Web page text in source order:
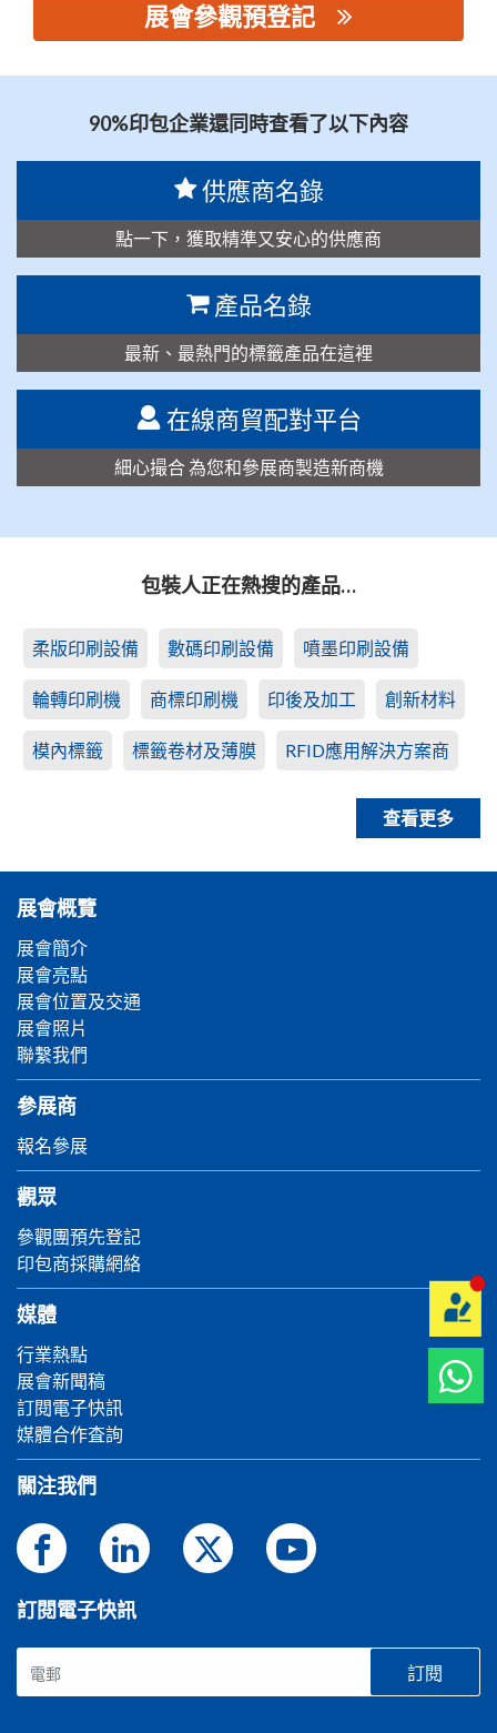
展會參觀預登記
90%印包企業還同時查看了以下內容
供應商名錄
點一下，獲取精準又安心的供應商
產品名錄
最新、最熱門的標籤產品在這裡
在線商貿配對平台
細心撮合 為您和參展商製造新商機
包裝人正在熱搜的產品…
柔版印刷設備 數碼印刷設備 噴墨印刷設備
輪轉印刷機 商標印刷機 印後及加工 創新材料
模內標籤 標籤卷材及薄膜 RFID應用解決方案商
查看更多
展會概覽
展會簡介
展會亮點
展會位置及交通
展會照片
聯繫我們
參展商
報名參展
觀眾
參觀團預先登記
印包商採購網絡
媒體
行業熱點
展會新聞稿
訂閱電子快訊
媒體合作査詢
關注我們
訂閱電子快訊
訂閱